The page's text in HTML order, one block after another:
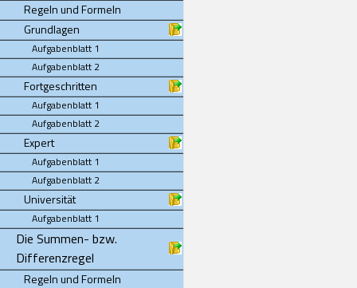
Regeln und Formeln
Grundlagen
Aufgabenblatt 1
Aufgabenblatt 2
Fortgeschritten
Aufgabenblatt 1
Aufgabenblatt 2
Expert
Aufgabenblatt 1
Aufgabenblatt 2
Universität
Aufgabenblatt 1
Die Summen- bzw.
Differenzregel
Regeln und Formeln